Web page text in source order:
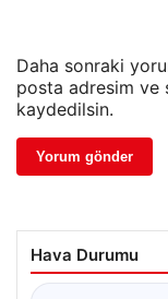
Daha sonraki
posta adresim ve
kaydedilsin.
Hava Durumu